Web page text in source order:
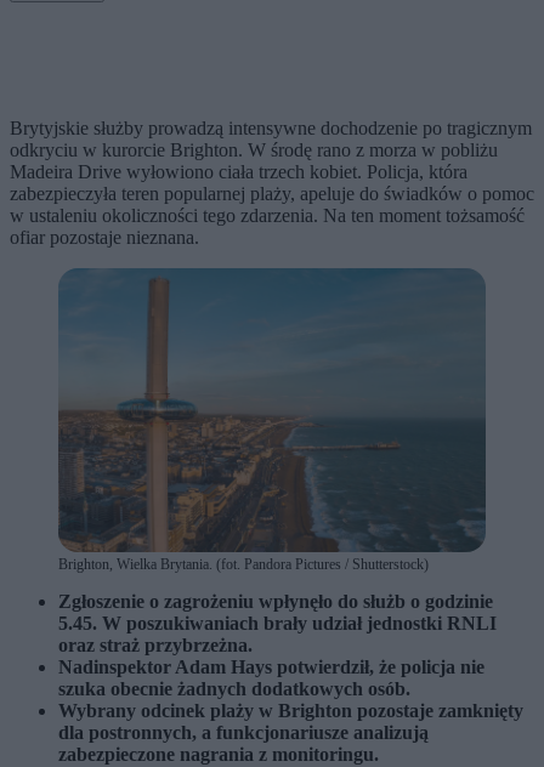
Brytyjskie służby prowadzą intensywne dochodzenie po tragicznym
odkryciu w kurorcie Brighton. W środę rano z morza w pobliżu
Madeira Drive wyłowiono ciała trzech kobiet. Policja, która
zabezpieczyła teren popularnej plaży, apeluje do świadków o pomoc
w ustaleniu okoliczności tego zdarzenia. Na ten moment tożsamość
ofiar pozostaje nieznana.
Brighton, Wielka Brytania. (fot. Pandora Pictures / Shutterstock)
Zgłoszenie o zagrożeniu wpłynęło do służb o godzinie
5.45. W poszukiwaniach brały udział jednostki RNLI
oraz straż przybrzeżna.
Nadinspektor Adam Hays potwierdził, że policja nie
szuka obecnie żadnych dodatkowych osób.
Wybrany odcinek plaży w Brighton pozostaje zamknięty
dla postronnych, a funkcjonariusze analizują
zabezpieczone nagrania z monitoringu.